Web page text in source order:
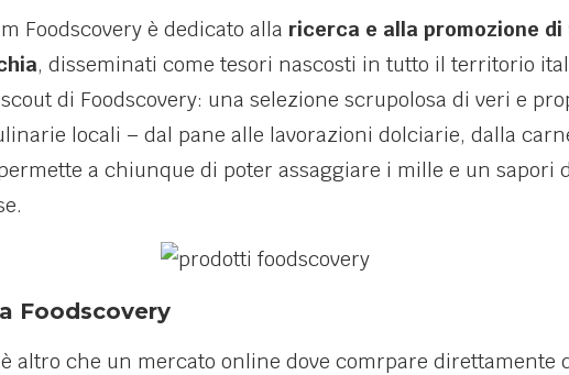
Foodscovery è dedicato alla ricerca e alla promozione di
, disseminati come tesori nascosti in tutto il territorio
di Foodscovery: una selezione scrupolosa di veri e
locali – dal pane alle lavorazioni dolciarie, dalla
a chiunque di poter assaggiare i mille e un sapori
Foodscovery
altro che un mercato online dove comrpare direttamente